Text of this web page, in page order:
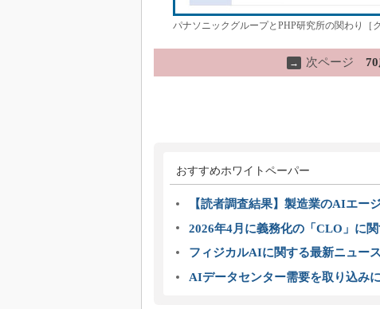
パナソニックグループとPHP研究所の関わり［
→ 次ページ
おすすめホワイトペーパー
【読者調査結果】製造業のAIエー
2026年4月に義務化の「CLO」に
フィジカルAIに関する最新ニュー
AIデータセンター需要を取り込み